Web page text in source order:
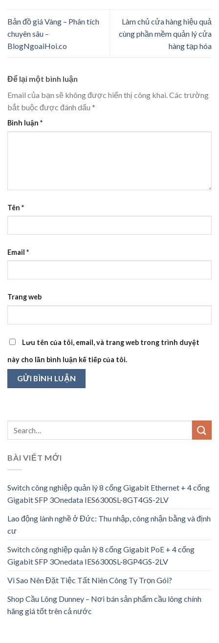
Bản đồ giá Vàng – Phân tích
chuyên sâu –
BlogNgoaiHoi.co
Làm chủ cửa hàng hiệu quả
cùng phần mềm quản lý cửa
hàng tạp hóa
Để lại một bình luận
Email của bạn sẽ không được hiển thị công khai.Các trường
bắt buộc được đánh dấu *
Bình luận *
Tên *
Email *
Trang web
Lưu tên của tôi, email, và trang web trong trình duyệt
này cho lần bình luận kế tiếp của tôi.
BÀI VIẾT MỚI
Switch công nghiệp quản lý 8 cổng Gigabit Ethernet + 4 cổng
Gigabit SFP 3Onedata IES6300SL-8GT4GS-2LV
Lao động lành nghề ở Đức: Thu nhập, công nhận bằng và định
cư
Switch công nghiệp quản lý 8 cổng Gigabit PoE + 4 cổng
Gigabit SFP 3Onedata IES6300SL-8GP4GS-2LV
Vì Sao Nên Đặt Tiệc Tất Niên Công Ty Trọn Gói?
Shop Cầu Lông Dunney – Nơi bán sản phẩm cầu lông chính
hãng giá tốt trên cả nước